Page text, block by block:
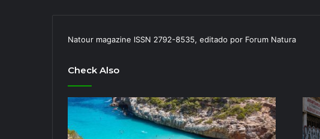
Natour magazine ISSN 2792-8535, editado por Forum Natura
Check Also